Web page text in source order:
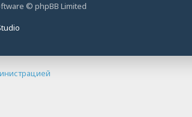
© phpBB Limited